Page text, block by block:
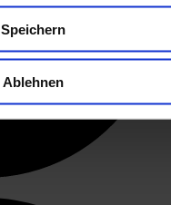
Speichern
Ablehnen